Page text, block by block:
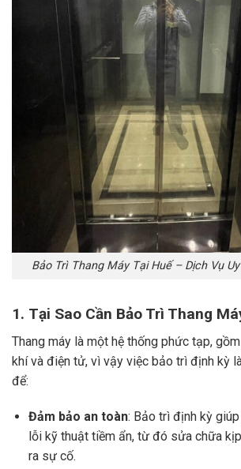
Bảo Trì Thang Máy Tại Huế – Dịch Vụ
1. Tại Sao Cần Bảo Trì Thang
Thang máy là một hệ thống phức tạp,
khí và điện tử, vì vậy việc bảo trì định kỳ
để:
Đảm bảo an toàn: Bảo trì định kỳ
lỗi kỹ thuật tiềm ẩn, từ đó sửa chữa
ra sự cố.